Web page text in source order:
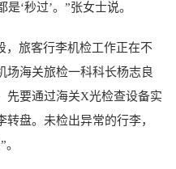
‘秒过’。”张女士说。
，旅客行李机检工作正在不
场海关旅检一科科长杨志良
先要通过海关X光检查设备实
盘。未检出异常的行李，